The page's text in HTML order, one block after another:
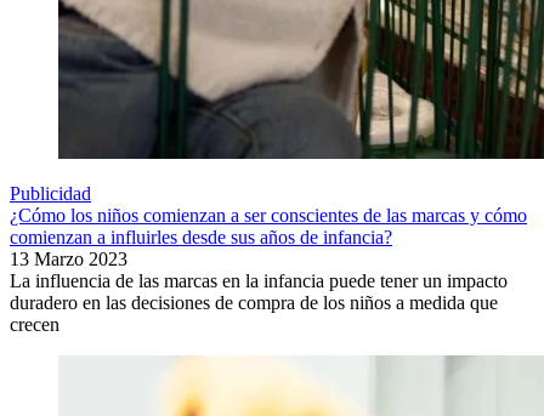
Publicidad
¿Cómo los niños comienzan a ser conscientes de las marcas y cómo
comienzan a influirles desde sus años de infancia?
13 Marzo 2023
La influencia de las marcas en la infancia puede tener un impacto
duradero en las decisiones de compra de los niños a medida que
crecen